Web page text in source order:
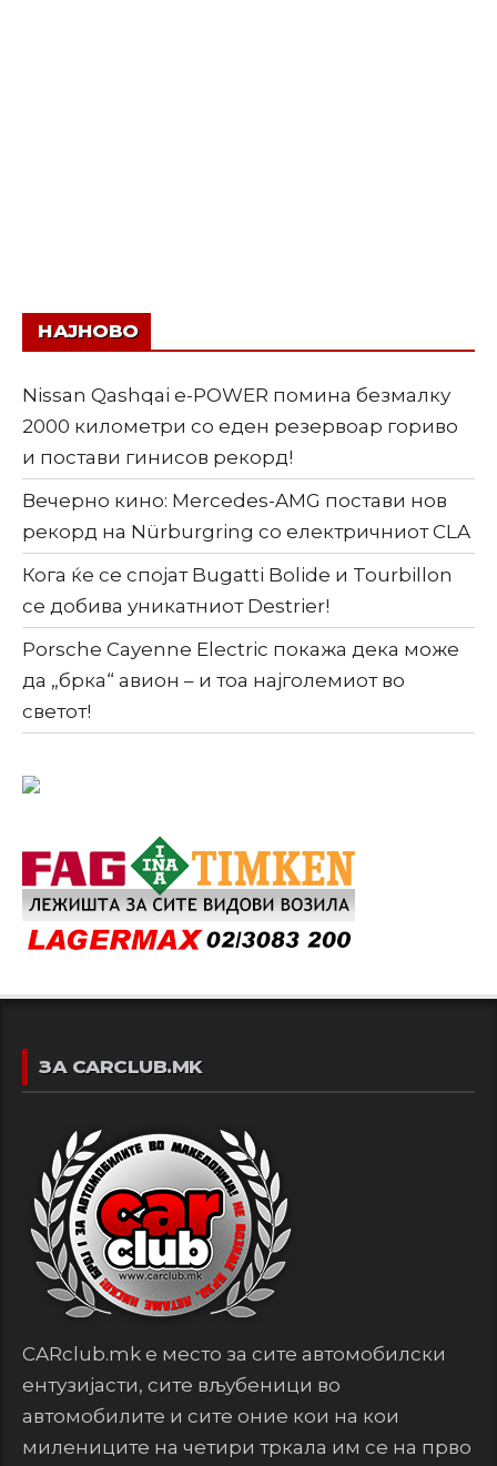
НАЈНОВО
Nissan Qashqai e-POWER помина безмалку
2000 километри со еден резервоар гориво
и постави гинисов рекорд!
Вечерно кино: Mercedes-AMG постави нов
рекорд на Nürburgring со електричниот CLA
Кога ќе се спојат Bugatti Bolide и Tourbillon
се добива уникатниот Destrier!
Porsche Cayenne Electric покажа дека може
да „брка“ авион – и тоа најголемиот во
светот!
ЗА CARCLUB.MK
CARclub.mk е место за сите автомобилски
ентузијасти, сите вљубеници во
автомобилите и сите оние кои на кои
милениците на четири тркала им се на прво